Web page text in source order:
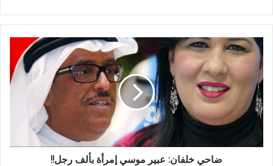
ضاحي خلفان: عبير موسي إمرأة بألف رجل!!